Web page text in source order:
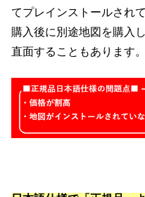
てプレインストールされ
購入後に別途地図を購入
直面することもあります。